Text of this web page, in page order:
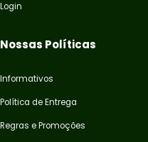
Login
Nossas Políticas
Informativos
Política de Entrega
Regras e Promoções